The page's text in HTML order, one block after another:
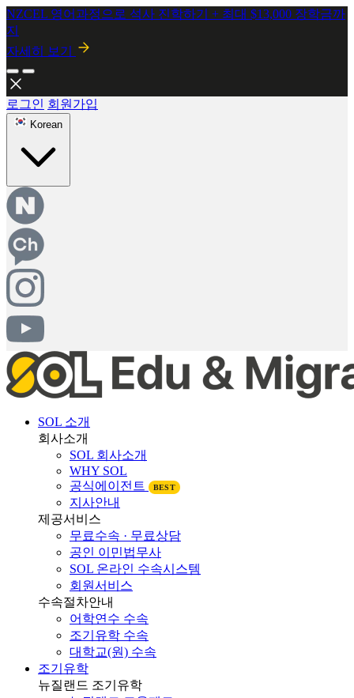
NZCEL 영어과정으로 석사 진학하기 + 최대 $13,000 장학금까
지
자세히 보기
2026년 8월 시행! 뉴질랜드 SMC 개정안 안내
자세히보기
Korean
SOL 소개
회사소개
SOL 회사소개
WHY SOL
공식에이전트
지사안내
제공서비스
무료수속 · 무료상담
공인 이민법무사
SOL 온라인 수속시스템
회원서비스
수속절차안내
어학연수 수속
조기유학 수속
대학교(원) 수속